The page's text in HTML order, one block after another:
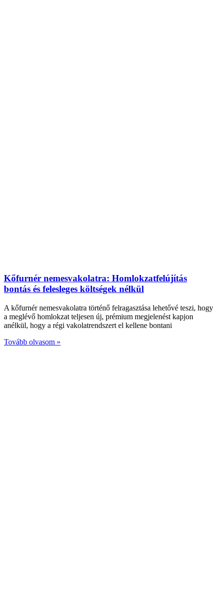
Kőfurnér nemesvakolatra: Homlokzatfelújítás
bontás és felesleges költségek nélkül
A kőfurnér nemesvakolatra történő felragasztása lehetővé teszi, hogy
a meglévő homlokzat teljesen új, prémium megjelenést kapjon
anélkül, hogy a régi vakolatrendszert el kellene bontani
Tovább olvasom »